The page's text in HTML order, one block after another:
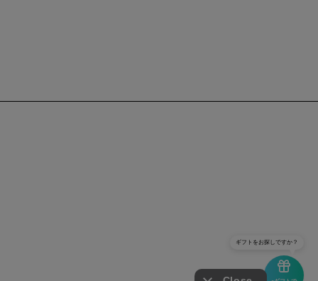
ギフトをお探しですか？